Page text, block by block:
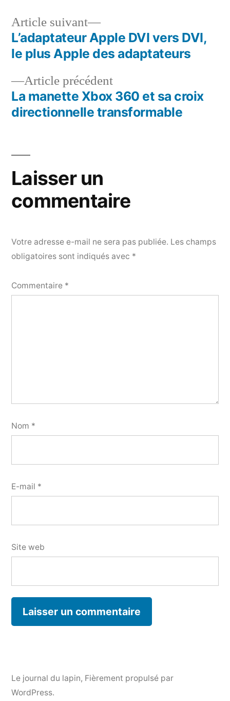
Navigation
l’article
Article précédentArticle
précédent :
La manette Xbox 360 et sa croix
directionnelle transformable
Article suivant
Article
suivant :
L’adaptateur Apple DVI vers DVI,
le plus Apple des adaptateurs
Laisser un
commentaire
Votre adresse e-mail ne sera pas publiée. Les champs
obligatoires sont indiqués avec *
Commentaire *
Nom *
E-mail *
Site web
Le journal du lapin, Fièrement propulsé par
WordPress.